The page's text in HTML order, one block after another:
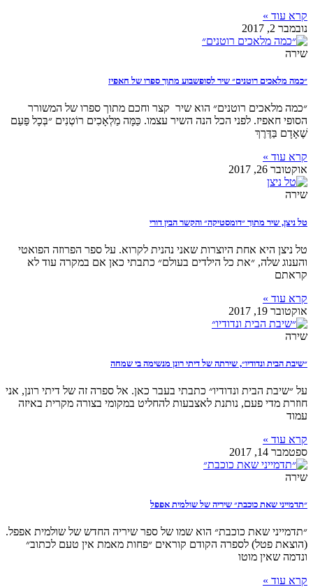
קרא עוד »
נובמבר 2, 2017
שירה
״כמה מלאכים רוטנים״ שיר לסופשבוע מתוך ספרו של חאפיז
״כמה מלאכים רוטנים״ הוא שיר קצר וחכם מתוך ספרו של המשורר
הסופי חאפיז. לפני הכל הנה השיר עצמו. כַּמָּה מַלְאָכִים רוֹטְנִים ״בְּכָל פַּעַם
שֶׁאָדָם בַּדֶּרֶךְ
קרא עוד »
אוקטובר 26, 2017
שירה
טל ניצן, שיר מתוך ״דומסטיקה״ והקשר הבין דורי
טל ניצן היא אחת היוצרות שאני נהנית לקרוא. על ספר הפרוזה הפואטי
והענוג שלה, ״את כל הילדים בעולם״ כתבתי כאן אם במקרה עוד לא
קראתם
קרא עוד »
אוקטובר 19, 2017
שירה
״שיבת הבית ונדודיו״, שירתה של דיתי רונן מנשימה בי שמחה
על ״שיבת הבית ונדודיו״ כתבתי בעבר כאן. אל ספרה זה של דיתי רונן, אני
חוזרת מדי פעם, נותנת לאצבעות להחליט במקומי בצורה מקרית באיזה
עמוד
קרא עוד »
ספטמבר 14, 2017
שירה
״תדמייני שאת כוכבת״ שיריה של שולמית אפפל
״תדמייני שאת כוכבת״ הוא שמו של ספר שיריה החדש של שולמית אפפל.
(הוצאת פטל) לספרה הקודם קוראים ״פחות מאמת אין טעם לכתוב״
ונדמה שאין מוטו
קרא עוד »